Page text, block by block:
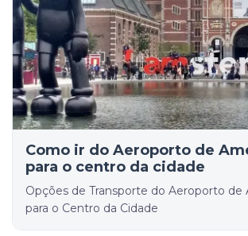
Como ir do Aeroporto de
para o centro da cidade
Opções de Transporte do Aeroporto de
para o Centro da Cidade